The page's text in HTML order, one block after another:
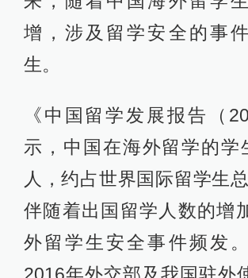
增，涉及留学安全的事
生。
《中国留学发展报告（
示，中国在海外留学的学
人，约占世界国际留学生总
伴随着出国留学人数的增
外留学生安全事件频发